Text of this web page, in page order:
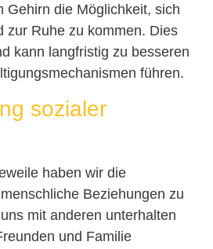
Gehirn die Möglichkeit, sich
zur Ruhe zu kommen. Dies
kann langfristig zu besseren
führen.
sozialer
haben wir die
Beziehungen zu
mit anderen unterhalten
und Familie